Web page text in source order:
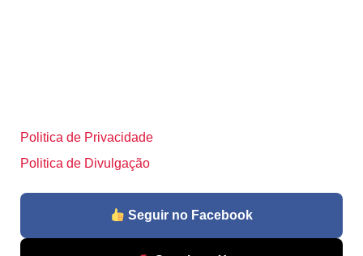
Politica de Privacidade
Politica de Divulgação
Seguir no Facebook